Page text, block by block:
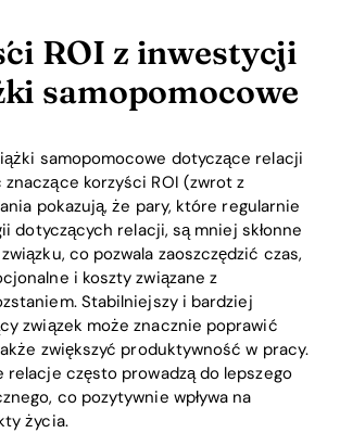
ROI z inwestycji
samopomocowe
samopomocowe dotyczące relacji
korzyści ROI (zwrot z
pokazują, że pary, które regularnie
dotyczących relacji, są mniej skłonne
co pozwala zaoszczędzić czas,
i koszty związane z
Stabilniejszy i bardziej
związek może znacznie poprawić
zwiększyć produktywność w pracy.
relacje często prowadzą do lepszego
co pozytywnie wpływa na
życia.